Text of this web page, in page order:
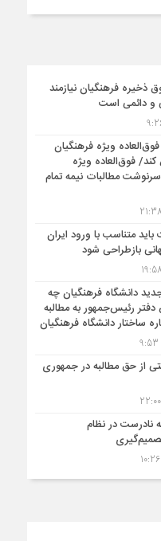
ذخیره فرهنگیان نیازمند
و دائمی است
ویژه فرهنگیان
فوق‌العاده ویژه
سرنوشت مطالبات نیمه‌ تمام
باید متناسب با ورود ایران
بازطراحی شود
دانشگاه فرهنگیان چه
رئیس‌جمهور به مطالبه
ساختار دانشگاه فرهنگیان
از حق مطالبه در جمهوری
در نظام